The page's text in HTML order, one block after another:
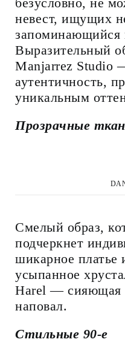
невест, ищущих
запоминающийся
Выразительный
Manjarrez Studio
аутентичность,
уникальным
Прозрачные
Смелый образ,
подчеркнет
шикарное платье
усыпанное
Harel — сияющая
наповал.
Стильные 90-е